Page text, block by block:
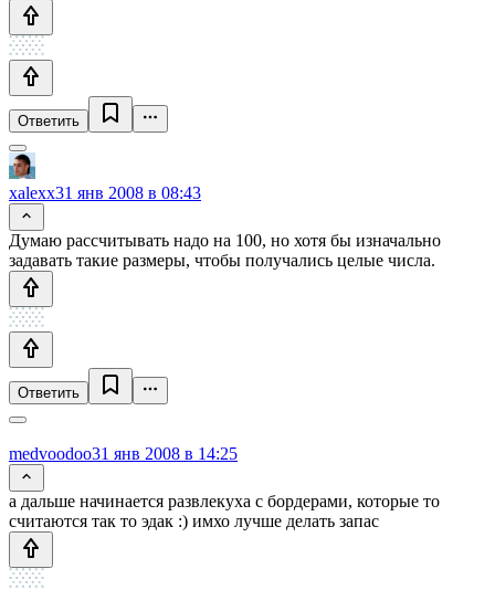
Ответить
xalexx31 янв 2008 в 08:43
Думаю рассчитывать надо на 100, но хотя бы изначально
задавать такие размеры, чтобы получались целые числа.
Ответить
medvoodoo31 янв 2008 в 14:25
а дальше начинается развлекуха с бордерами, которые то
считаются так то эдак :) имхо лучше делать запас